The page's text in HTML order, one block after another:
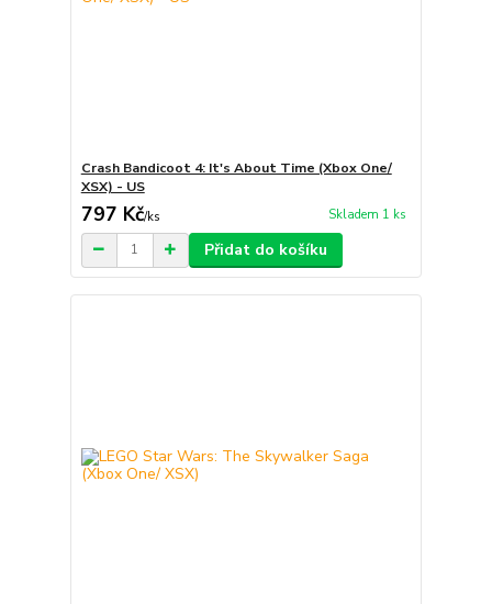
Crash Bandicoot 4: It's About Time (Xbox One/
XSX) - US
797 Kč/ks Skladem 1 ks
Přidat do košíku